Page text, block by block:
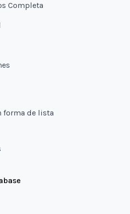
Completa
forma de lista